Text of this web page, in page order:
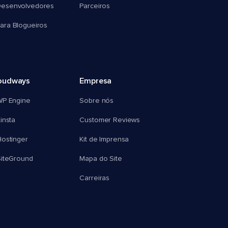
Blogueiros
Parceiros
Engine
Empresa
Sobre nós
Customer Reviews
Kit de Imprensa
Mapa do Site
Carreiras